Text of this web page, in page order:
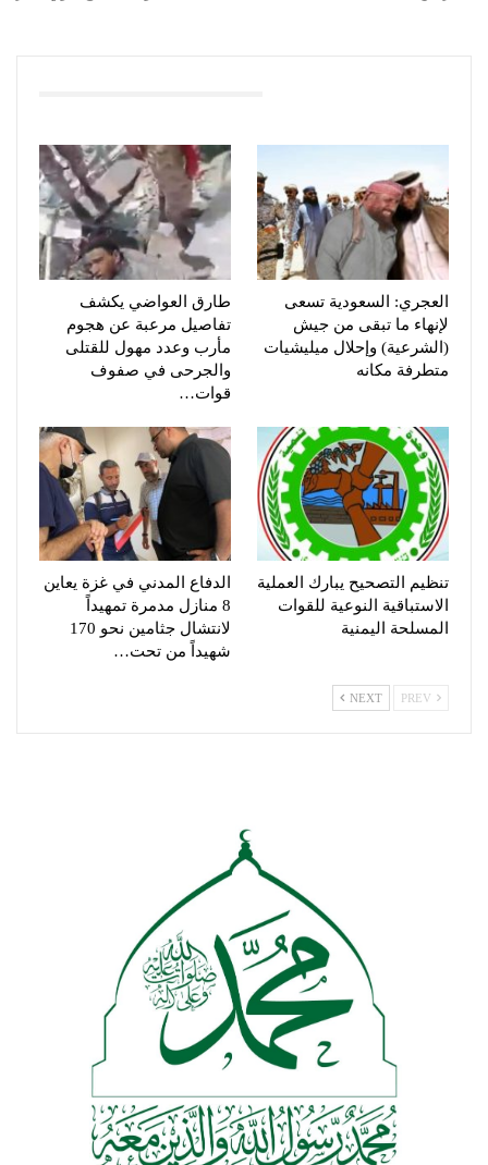
العجري: السعودية تسعى
لإنهاء ما تبقى من جيش
(الشرعية) وإحلال ميليشيات
متطرفة مكانه
طارق العواضي يكشف
تفاصيل مرعبة عن هجوم
مأرب وعدد مهول للقتلى
والجرحى في صفوف
قوات…
تنظيم التصحيح يبارك العملية
الاستباقية النوعية للقوات
المسلحة اليمنية
الدفاع المدني في غزة يعاين
8 منازل مدمرة تمهيداً
لانتشال جثامين نحو 170
شهيداً من تحت…
NEXT